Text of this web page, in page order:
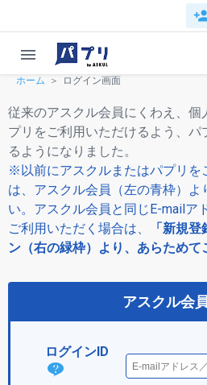
menu
ホーム ログイン画面
従来のアスクル会員にくわえ、
プリをご利用いただけるよう、パ
るようになりました。
※以前にアスクルまたはパプリを
は、アスクル会員（左の青枠）よ
い。アスクル会員と同じE-mailア
ご利用いただく場合は、
「新規
ン（右の緑枠）より、あらためて
アスクル会
ログインID
ログ